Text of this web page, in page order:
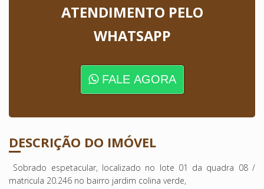
ATENDIMENTO PELO
WHATSAPP
FALE AGORA
DESCRIÇÃO DO IMÓVEL
Sobrado espetacular, localizado no lote 01 da quadra 08 /
matricula 20.246 no bairro jardim colina verde,